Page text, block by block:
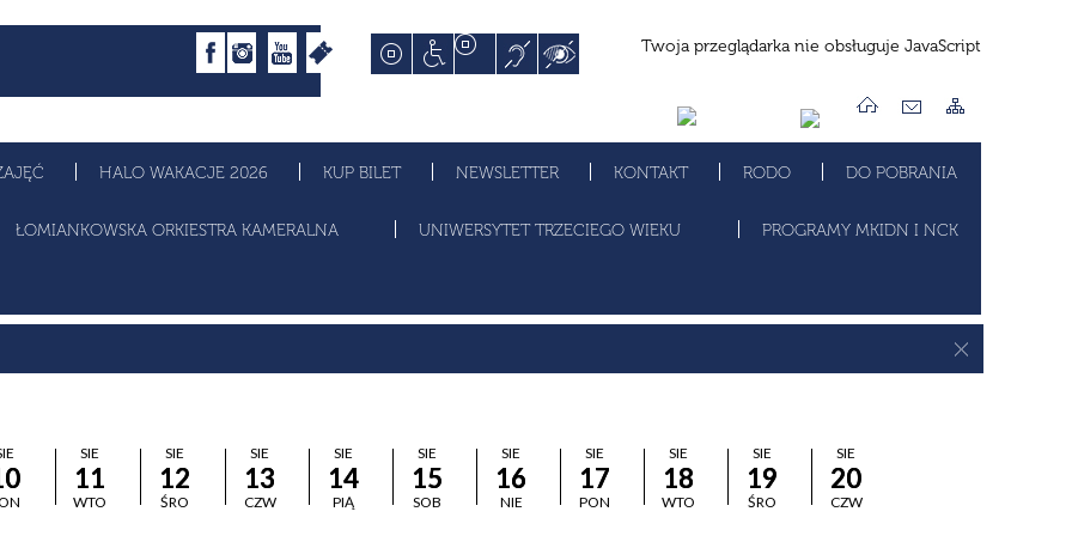
Twoja przeglądarka nie obsługuje JavaScript
HALO WAKACJE 2026 KUP BILET NEWSLETTER KONTAKT RODO DO POBRANIA
ŁOMIANKOWSKA ORKIESTRA KAMERALNA UNIWERSYTET TRZECIEGO WIEKU PROGRAMY MKIDN I NCK
SIE
11
WTO
SIE
12
ŚRO
SIE
13
CZW
SIE
14
PIĄ
SIE
15
SOB
SIE
16
NIE
SIE
17
PON
SIE
18
WTO
SIE
19
ŚRO
SIE
20
CZW